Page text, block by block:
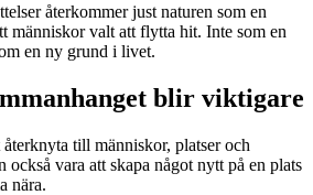
återkommer just naturen som en
människor valt att flytta hit. Inte som en
en ny grund i livet.
blir viktigare
till människor, platser och
också vara att skapa något nytt på en plats
nära.